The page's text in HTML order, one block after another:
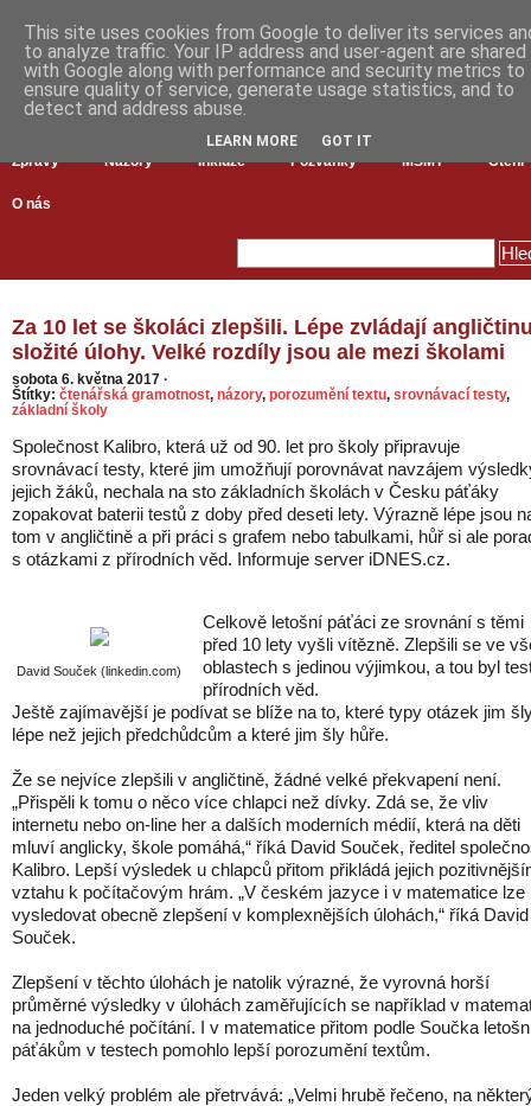
Zprávy Názory Inkluze Pozvánky MŠMT Čtení
O nás
Za 10 let se školáci zlepšili. Lépe zvládají
složité úlohy. Velké rozdíly jsou ale mezi školami
sobota 6. května 2017 ·
Štítky: čtenářská gramotnost, názory, porozumění textu, srovnávací testy,
základní školy
Společnost Kalibro, která už od 90. let pro školy připravuje
srovnávací testy, které jim umožňují porovnávat navzájem
jejich žáků, nechala na sto základních školách v Česku páťáky
zopakovat baterii testů z doby před deseti lety. Výrazně lépe jsou
tom v angličtině a při práci s grafem nebo tabulkami, hůř si ale
s otázkami z přírodních věd. Informuje server iDNES.cz.
David Souček (linkedin.com)
Celkově letošní páťáci ze srovnání s těmi
před 10 lety vyšli vítězně. Zlepšili se ve
oblastech s jedinou výjimkou, a tou byl
přírodních věd.
Ještě zajímavější je podívat se blíže na to, které typy otázek jim
lépe než jejich předchůdcům a které jim šly hůře.
Že se nejvíce zlepšili v angličtině, žádné velké překvapení není.
„Přispěli k tomu o něco více chlapci než dívky. Zdá se, že vliv
internetu nebo on-line her a dalších moderních médií, která na děti
mluví anglicky, škole pomáhá,“ říká David Souček, ředitel
Kalibro. Lepší výsledek u chlapců přitom přikládá jejich
vztahu k počítačovým hrám. „V českém jazyce i v matematice lze
vysledovat obecně zlepšení v komplexnějších úlohách,“ říká David
Souček.
Zlepšení v těchto úlohách je natolik výrazné, že vyrovná horší
průměrné výsledky v úlohách zaměřujících se například v
na jednoduché počítání. I v matematice přitom podle Součka
páťákům v testech pomohlo lepší porozumění textům.
Jeden velký problém ale přetrvává: „Velmi hrubě řečeno, na
This site uses cookies from Google to deliver its services
to analyze traffic. Your IP address and user-agent are shared
with Google along with performance and security metrics to
ensure quality of service, generate usage statistics, and to
detect and address abuse.
LEARN MORE GOT IT